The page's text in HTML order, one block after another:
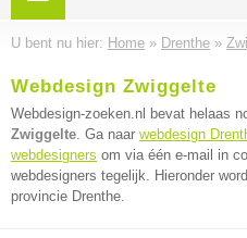
U bent nu hier: Home » Drenthe »
Webdesign Zwiggelte
Webdesign-zoeken.nl bevat helaas
Zwiggelte. Ga naar webdesign
webdesigners om via één e-mail in
webdesigners tegelijk. Hieronder
provincie Drenthe.